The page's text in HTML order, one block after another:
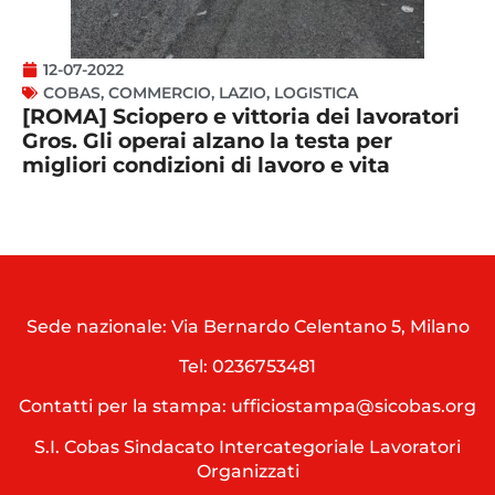
12-07-2022
COBAS, COMMERCIO, LAZIO, LOGISTICA
[ROMA] Sciopero e vittoria dei lavoratori
Gros. Gli operai alzano la testa per
migliori condizioni di lavoro e vita
Sede nazionale: Via Bernardo Celentano 5, Milano
Tel: 0236753481
Contatti per la stampa: ufficiostampa@sicobas.org
S.I. Cobas Sindacato Intercategoriale Lavoratori
Organizzati